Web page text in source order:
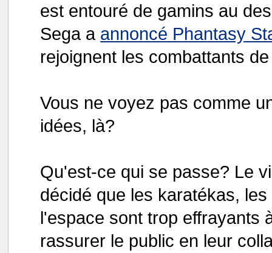
est entouré de gamins au
Sega a annoncé Phantasy
rejoignent les combattants
Vous ne voyez pas comme
idées, là?
Qu'est-ce qui se passe? Le
décidé que les karatékas,
l'espace sont trop effrayants
rassurer le public en leur